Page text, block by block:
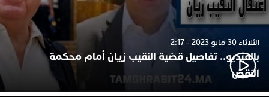
الثلاثاء 30 مايو 2023 - 2:17
بالفيديو.. تفاصيل قضية النقيب زيان أمام محكمة
النقض